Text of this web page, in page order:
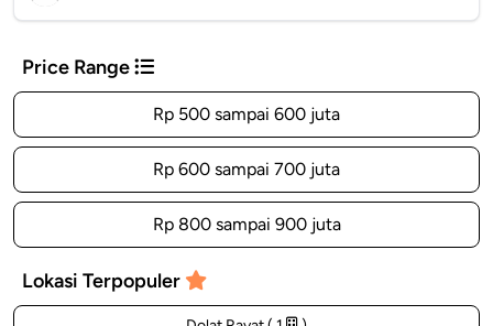
Price Range
Rp 500 sampai 600 juta
Rp 600 sampai 700 juta
Rp 800 sampai 900 juta
Lokasi Terpopuler